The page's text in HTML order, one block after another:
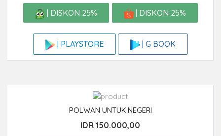
| DISKON 25% | DISKON 25%
| PLAYSTORE | G BOOK
POLWAN UNTUK NEGERI
IDR 150.000,00